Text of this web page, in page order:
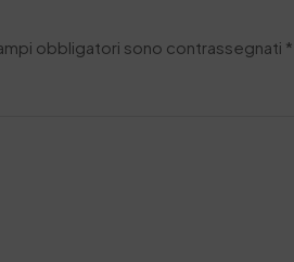
obbligatori sono contrassegnati *